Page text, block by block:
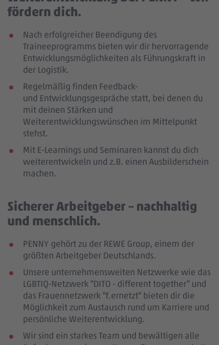
fördern dich.
Nach erfolgreicher Beendigung des
Traineeprogramms bieten wir dir hervorragende
Entwicklungsmöglichkeiten als Führungskraft in
der Logistik.
Regelmäßig finden Feedback-
und Entwicklungsgespräche statt, bei denen du
mit deinen Stärken und
Weiterentwicklungswünschen im Mittelpunkt
stehst.
Mit E-Learnings und Seminaren kannst du dich
weiterentwickeln und z.B. einen Ausbilderschein
machen.
Sicherer Arbeitgeber – nachhaltig
und menschlich.
PENNY gehört zu der REWE Group, einem der
größten Arbeitgeber Deutschlands.
Unsere unternehmensweiten Netzwerke wie das
LGBTIQ-Netzwerk "DITO - different together" und
das Frauennetzwerk "f.ernetzt" bieten dir die
Möglichkeit zum Austausch rund um Karriere und
persönliche Weiterentwicklung.
Wir sind ein starkes Team und bewältigen alle